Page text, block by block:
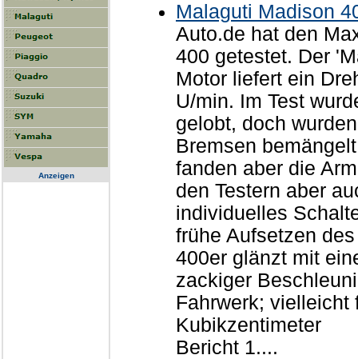
Anzeigen
Malaguti Madison
Auto.de hat den
400 getestet. Der
Motor liefert ein
U/min. Im Test
gelobt, doch
Bremsen
fanden aber die
den Testern aber
individuelles
frühe Aufsetzen
400er glänzt mit
zackiger
Fahrwerk; vielleicht
Kubikzentimeter
Bericht 1....